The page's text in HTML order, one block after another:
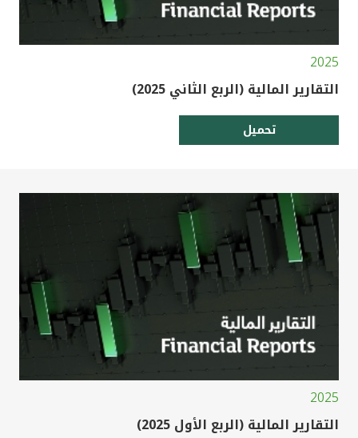
2025
التقارير المالية (الربع الثاني 2025)
تحميل
2025
التقارير المالية (الربع الأول 2025)